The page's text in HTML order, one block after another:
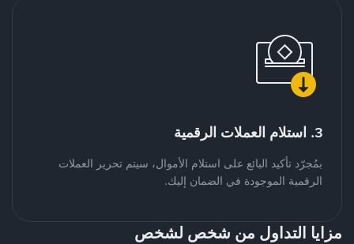
3. استلام العملات الرقمية
بمُجرّد تأكيد البائع على استلام الأموال، سيتم تحرير العملات
الرقمية الموجودة في الضمان إليك.
مزايا التداول من شخص لشخص